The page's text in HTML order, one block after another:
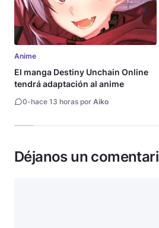
Anime
El manga Destiny Unchain Online
tendrá adaptación al anime
0-hace 13 horas por Aiko
Déjanos un